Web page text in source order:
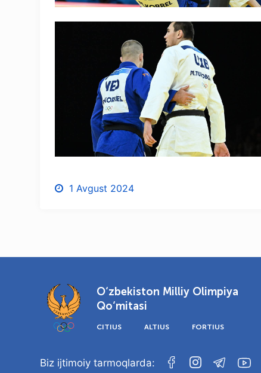
1 Avgust 2024
O‘zbekiston Milliy Olimpiya
Qo‘mitasi
CITIUS ALTIUS FORTIUS
Biz ijtimoiy tarmoqlarda: